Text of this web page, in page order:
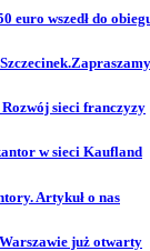
euro wszedł do
sieci franczyzy
w sieci Kaufland
Artykuł o nas
już otwarty